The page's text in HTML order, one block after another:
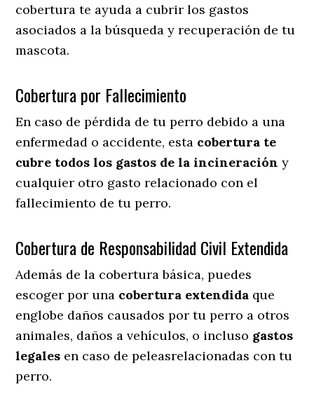
cobertura te ayuda a cubrir los gastos
asociados a la búsqueda y recuperación de tu
mascota.
Cobertura por Fallecimiento
En caso de pérdida de tu perro debido a una
enfermedad o accidente, esta cobertura te
cubre todos los gastos de la incineración y
cualquier otro gasto relacionado con el
fallecimiento de tu perro.
Cobertura de Responsabilidad Civil Extendida
Además de la cobertura básica, puedes
escoger por una cobertura extendida que
englobe daños causados por tu perro a otros
animales, daños a vehículos, o incluso gastos
legales en caso de peleasrelacionadas con tu
perro.